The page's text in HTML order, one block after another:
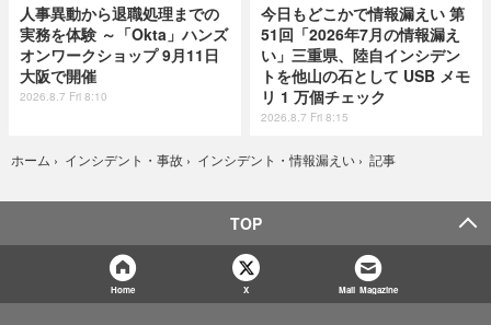
人事異動から退職処理までの
実務を体験 ～「Okta」ハンズ
オンワークショップ 9月11日
大阪で開催
2026.8.7 Fri 8:10
今日もどこかで情報漏えい 第
51回「2026年7月の情報漏え
い」三重県、陸自インシデン
トを他山の石として USB メモ
リ 1 万個チェック
2026.8.7 Fri 8:15
ホーム › インシデント・事故 › インシデント・情報漏えい › 記事
TOP
Home X Mail Magazine